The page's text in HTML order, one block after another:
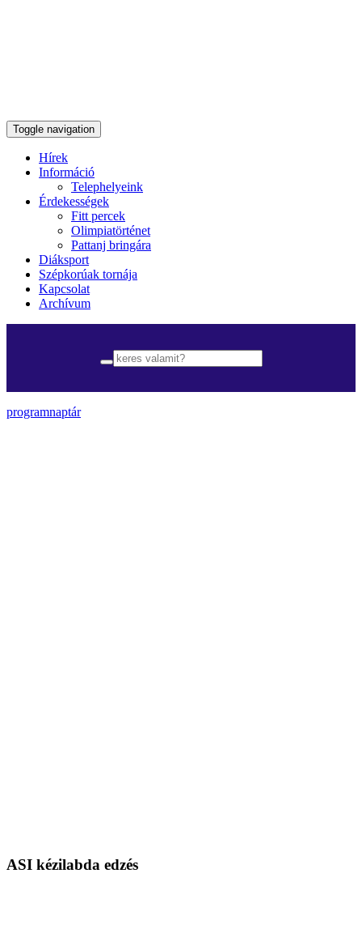
Toggle navigation
Hírek
Információ
Telephelyeink
Érdekességek
Fitt percek
Olimpiatörténet
Pattanj bringára
Diáksport
Szépkorúak tornája
Kapcsolat
Archívum
programnaptár
ASI kézilabda edzés